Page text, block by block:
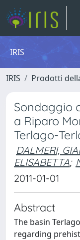
IRIS
IRIS Prodotti
Sondaggio
a Riparo
Terlago-
DALMERI,
ELISABETTA;
2011-01-01
Abstract
The basin
regarding